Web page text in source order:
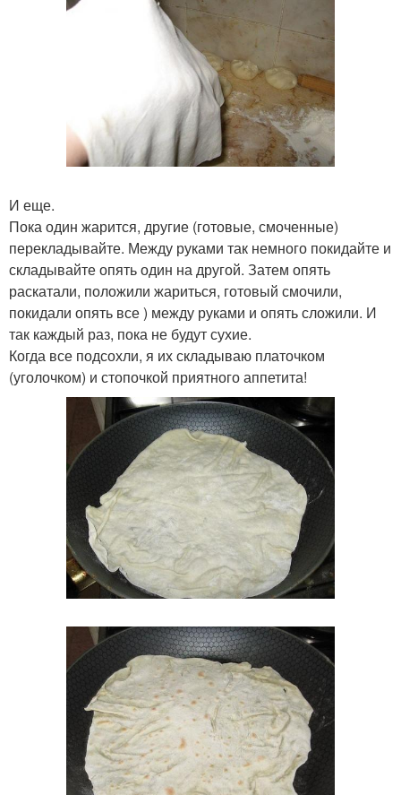
И еще.
Пока один жарится, другие (готовые, смоченные)
перекладывайте. Между руками так немного покидайте и
складывайте опять один на другой. Затем опять
раскатали, положили жариться, готовый смочили,
покидали опять все ) между руками и опять сложили. И
так каждый раз, пока не будут сухие.
Когда все подсохли, я их складываю платочком
(уголочком) и стопочкой приятного аппетита!